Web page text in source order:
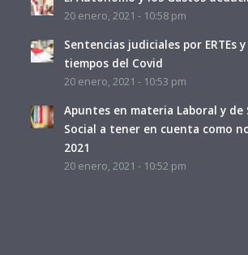
20 enero, 2021 - 10:58 pm
Sentencias judiciales por ERTEs
tiempos del Covid
20 enero, 2021 - 10:53 pm
Apuntes en materia Laboral y de
Social a tener en cuenta como
2021
20 enero, 2021 - 10:52 pm